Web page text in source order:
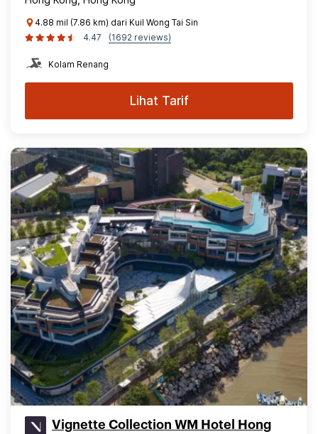
4.88 mil (7.86 km) dari Kuil Wong Tai Sin
4.47
(1692 reviews)
Kolam Renang
Lihat Tarif
Vignette Collection WM Hotel Hong